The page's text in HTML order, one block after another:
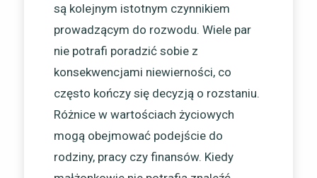
są kolejnym istotnym czynnikiem
prowadzącym do rozwodu. Wiele par
nie potrafi poradzić sobie z
konsekwencjami niewierności, co
często kończy się decyzją o rozstaniu.
Różnice w wartościach życiowych
mogą obejmować podejście do
rodziny, pracy czy finansów. Kiedy